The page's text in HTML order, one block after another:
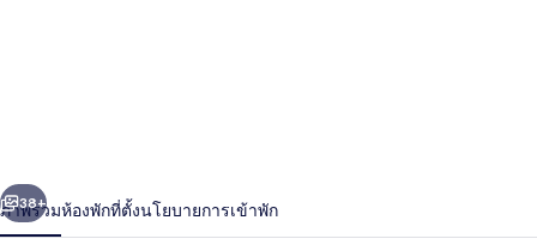
โรงแรม
า
ถัดไป
38+
ภาพรวมห้องพักที่ตั้งนโยบายการเข้าพัก